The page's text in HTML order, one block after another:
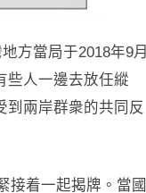
方當局于2018年9月
些人一邊去放任縱
到兩岸群衆的共同反
接着一起揭牌。當國